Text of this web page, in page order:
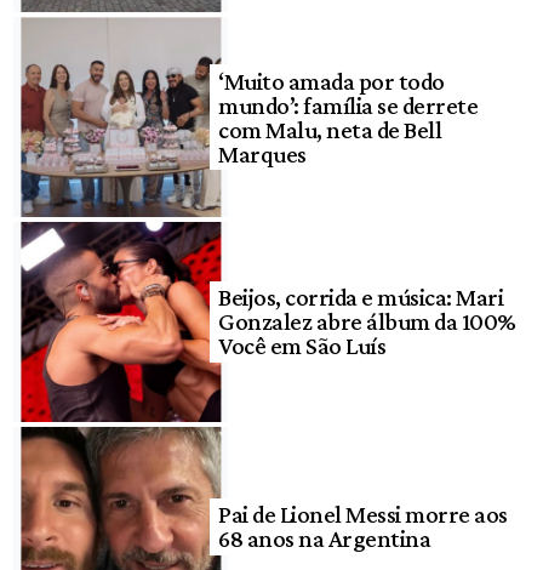
‘Muito amada por todo
mundo’: família se derrete
com Malu, neta de Bell
Marques
Beijos, corrida e música: Mari
Gonzalez abre álbum da 100%
Você em São Luís
Pai de Lionel Messi morre aos
68 anos na Argentina